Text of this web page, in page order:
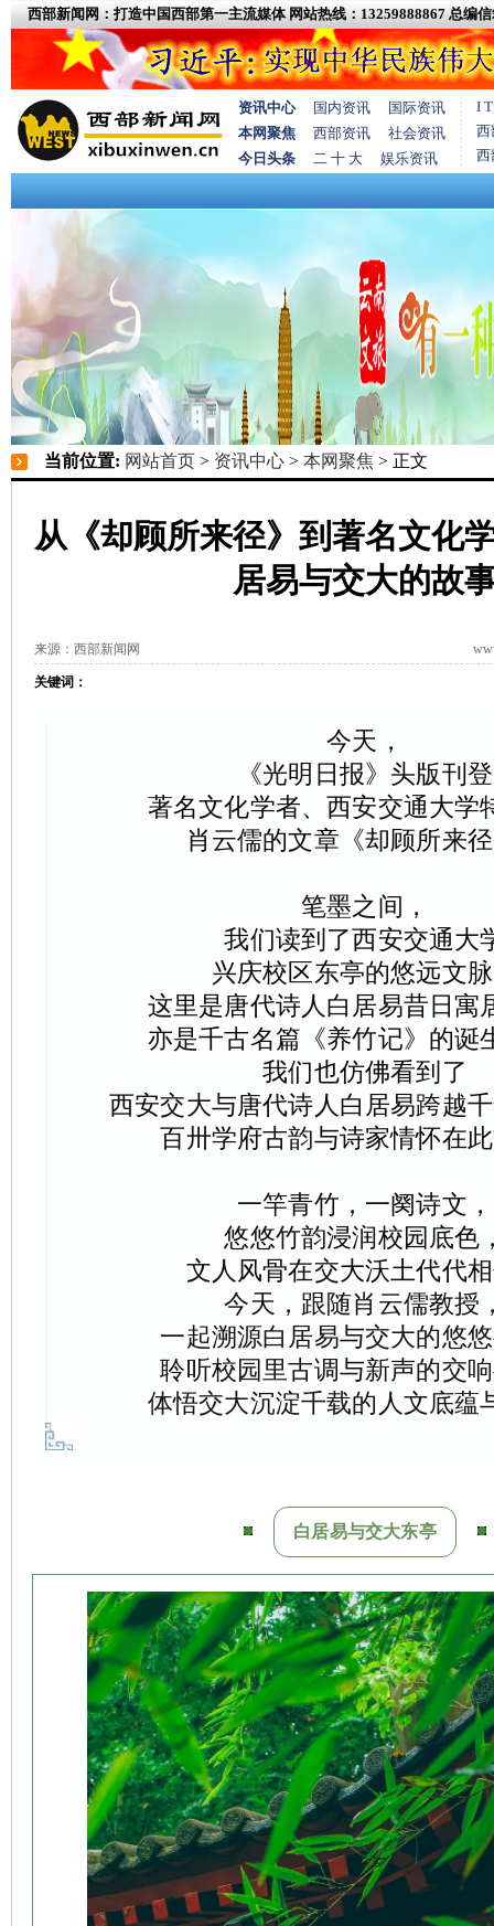
西部新闻网：打造中国西部第一主流媒体 网站热线：13259888867 总编信
资讯中心 国内资讯
国际资讯
本网聚焦
西部资讯
社会资讯
今日头条
二 十 大 娱乐资讯
I
西
西
当前位置: 网站首页 > 资讯中心 > 本网聚焦 > 正文
从《却顾所来径》到著名文化
居易与交大的故
来源：西部新闻网
关键词：
今天，
《光明日报》头版刊登
著名文化学者、西安交通大学
肖云儒的文章《却顾所来
笔墨之间，
我们读到了西安交通大
兴庆校区东亭的悠远文
这里是唐代诗人白居易昔日寓
亦是千古名篇《养竹记》的诞
我们也仿佛看到了
西安交大与唐代诗人白居易跨越
百卅学府古韵与诗家情怀在
一竿青竹，一阕诗文，
悠悠竹韵浸润校园底色
文人风骨在交大沃土代代
今天，跟随肖云儒教授
一起溯源白居易与交大的悠
聆听校园里古调与新声的交
体悟交大沉淀千载的人文底蕴
白居易与交大东亭